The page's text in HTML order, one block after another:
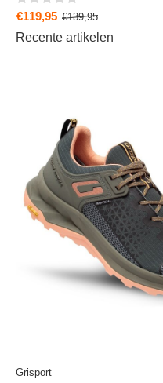
€119,95 €139,95
Recente artikelen
Grisport